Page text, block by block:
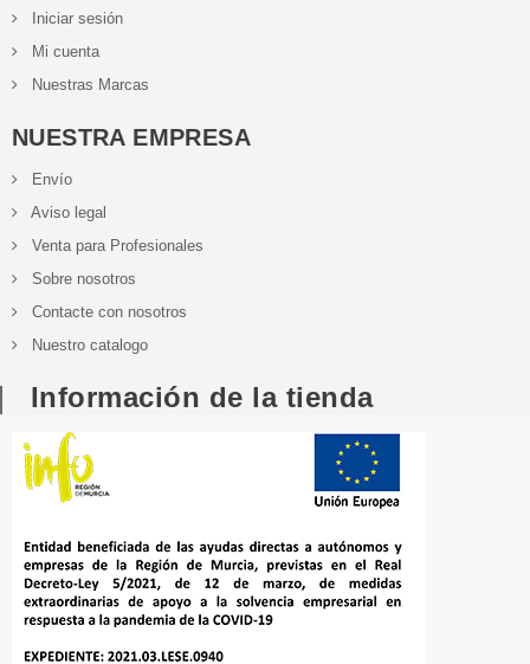
Iniciar sesión
Mi cuenta
Nuestras Marcas
NUESTRA EMPRESA
Envío
Aviso legal
Venta para Profesionales
Sobre nosotros
Contacte con nosotros
Nuestro catalogo
Información de la tienda